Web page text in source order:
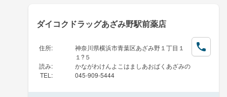
ダイコクドラッグあざみ野駅前薬店
住所:
神奈川県横浜市青葉区あざみ野１丁目１
１?５
読み:
かながわけんよこはましあおばくあざみの
TEL : 045-909-5444